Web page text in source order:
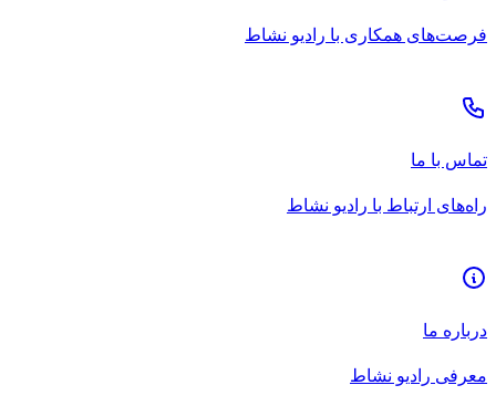
فرصت‌های همکاری با رادیو نشاط
تماس با ما
راه‌های ارتباط با رادیو نشاط
درباره ما
معرفی رادیو نشاط